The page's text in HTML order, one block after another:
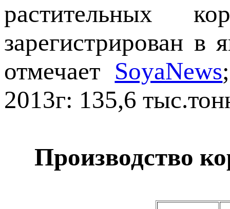
растительных
зарегистрирован в
отмечает SoyaNews
2013г: 135,6
Производство